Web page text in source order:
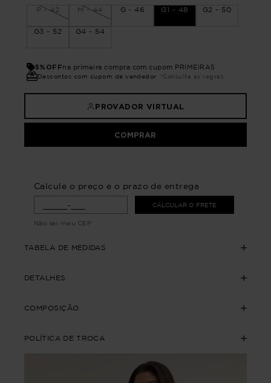
P - 42 M - 44 G - 46 G1 - 48 G2 - 50
G3 - 52 G4 - 54
5%OFFna primeira compra com cupom PRIMEIRA5
Descontos com cupom de vendedor *Consulte as regras
PROVADOR VIRTUAL
COMPRAR
Calcule o preço e o prazo de entrega
CALCULAR O FRETE
Não sei meu CEP
TABELA DE MEDIDAS
DETALHES
COMPOSIÇÃO
POLÍTICA DE TROCA